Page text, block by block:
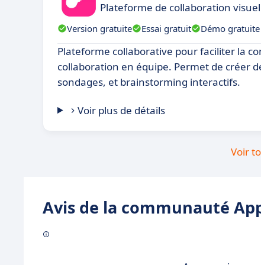
Plateforme de collaboration
Version gratuite Essai gratuit Démo gratuite
Plateforme collaborative pour faciliter la
collaboration en équipe. Permet de créer
sondages, et brainstorming interactifs.
Voir plus de détails
Voir
Avis de la communauté